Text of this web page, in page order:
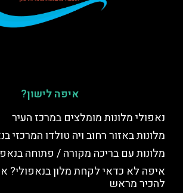
איפה לישון?
נאפולי מלונות מומלצים במרכז העיר
מלונות באזור רחוב ויה טולדו המרכזי
מלונות עם בריכה מקורה / פתוחה
איפה לא כדאי לקחת מלון בנאפולי?
להכיר מראש